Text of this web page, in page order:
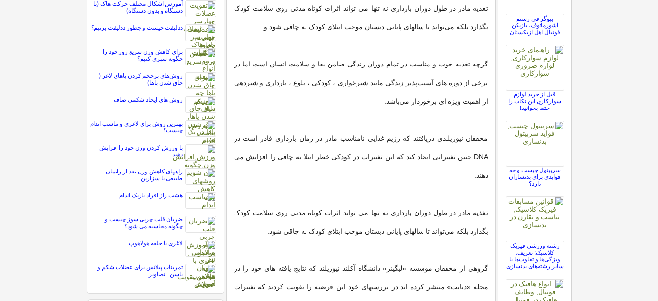
تغذیه مادر در طول دوران بارداری نه تنها می تواند اثرات کوتاه مدتی روی سلامت کودک
بگذارد بلکه می‌تواند تا سالهای پایانی دبستان موجب ابتلای کودک به چاقی شود و ...
گرچه تغذیه خوب و مناسب در تمام دوران زندگی ضامن بقا و سلامت انسان است اما در
برخی از دوره های آسیب‌پذیر زندگی مانند شیرخواری ، كودكی ، بلوغ ، بارداری و شیردهی
از اهمیت ویژه ای برخوردار می‌باشد.
محققان نیوزيلندی دریافتند که رژیم غذایی نامناسب مادر در زمان بارداری قادر است در
DNA جنین تغییراتی ایجاد کند که این تغییرات در کودکی خطر ابتلا به چاقی را افزایش می
دهند.
تغذیه مادر در طول دوران بارداری نه تنها می تواند اثرات کوتاه مدتی روی سلامت کودک
بگذارد بلکه می‌تواند تا سالهای پایانی دبستان موجب ابتلای کودک به چاقی شود.
گروهی از محققان موسسه «لیگینز» دانشگاه آکلند نیوزيلند که نتایج یافته های خود را در
مجله «دیابت» منتشر کرده اند در بررسیهای خود این فرضیه را تقویت کردند که تغییرات
بیوگرافی رستم
آشورماتوف، بازیکن
فوتبال اهل ازبکستان
قبل از خرید لوازم
سوارکاری این نکات را
حتماً بخوانید!
سربیتول چیست و چه
فوایدی برای بدنسازان
دارد؟
رشته ورزشی فیزیک
کلاسیک: تعریف،
ویژگی‌ها و تفاوت‌ها با
سایر رشته‌های بدنسازی
آموزش اشکال مختلف حرکت هاک (با
دستگاه و بدون دستگاه)
ددلیفت چیست و چطور ددلیفت بزنیم؟
برای کاهش وزن سریع روز خود را
چگونه سپری کنیم؟
روش‌های پرحجم کردن پاهای لاغر (
چاق شدن پاها)
روش های ایجاد شکمی صاف
بهترین روش برای لاغری و تناسب اندام
چیست؟
با ورزش کردن وزن خود را افزایش
دهید
راههای کاهش وزن بعد از زایمان
طبیعی یا سزارین
هشت راز افراد باريک اندام
ضربان قلب چربی سوز چیست و
چگونه محاسبه می شود؟
لاغری با حلقه هولاهوپ
تمرینات پیلاتس برای عضلات شکم و
باسن+ تصاویر